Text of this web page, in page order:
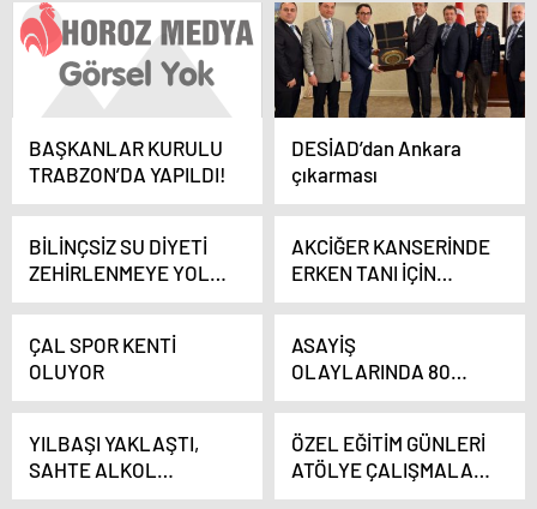
YAŞANIYOR
BAŞKANLAR KURULU
TRABZON’DA YAPILDI!
DESİAD’dan Ankara
çıkarması
BİLİNÇSİZ SU DİYETİ
ZEHİRLENMEYE YOL
AÇABİLİR
AKCİĞER KANSERİNDE
ERKEN TANI İÇİN
TARAMA ÇOK ÖNEMLİ
ÇAL SPOR KENTİ
OLUYOR
ASAYİŞ
OLAYLARINDA 80
ŞÜPHELİ
YILBAŞI YAKLAŞTI,
SAHTE ALKOL
ÜRETİCİLERİ ÇOĞALDI
ÖZEL EĞİTİM GÜNLERİ
ATÖLYE ÇALIŞMALARI
BAŞLADI